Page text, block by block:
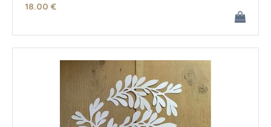
18.00 €